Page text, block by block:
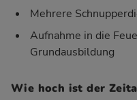
Mehrere
Aufnahme in die
Grundausbildung
Wie hoch ist der